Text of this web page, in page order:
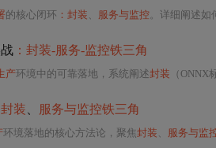
的核心闭环 ：封装 、 服务与监控。详细阐述如
：封装-服务-监控铁三角
产环境中的可靠落地，系统阐述封装 （ONNX
装 服务与监控铁三角
环境落地的核心方法论，聚焦封装 、 服务与监